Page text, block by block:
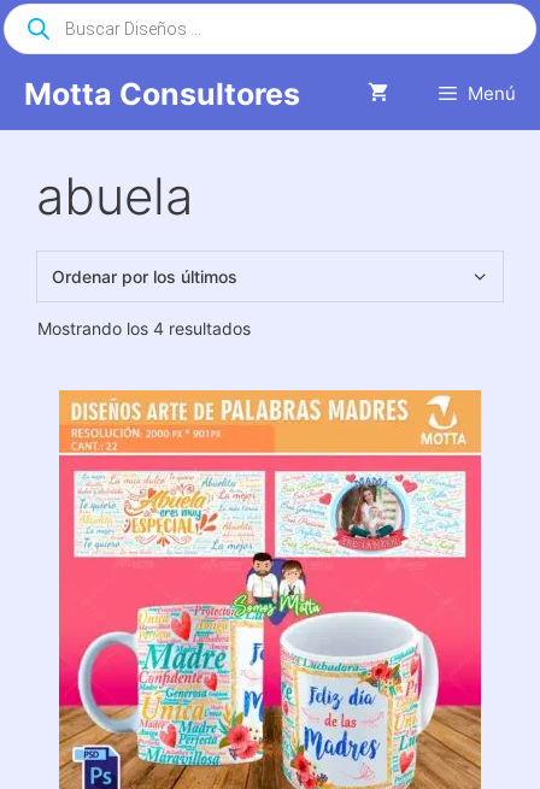
Saltar
al
Motta Consultores Menú
Búsqueda
de
productos
abuela
Mostrando los 4 resultadosOrdenado
últimos